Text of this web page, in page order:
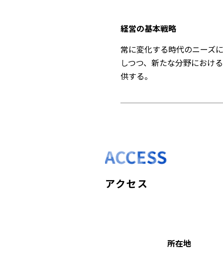
経営の基本戦略
常に変化する時代のニーズ
しつつ、新たな分野におけ
供する。
アクセス
所在地